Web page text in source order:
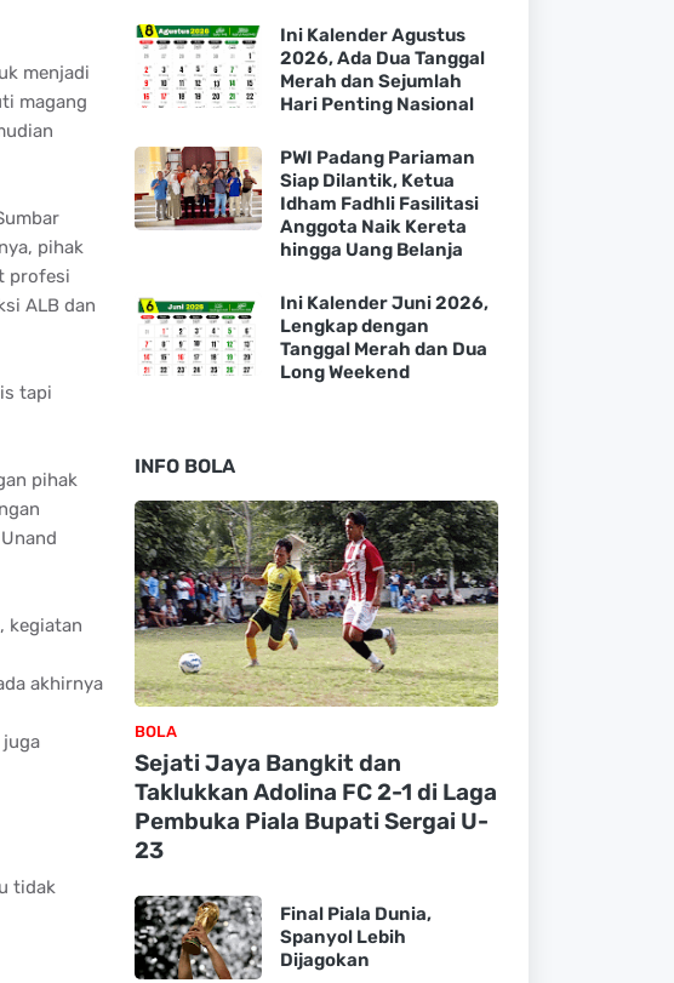
menjadi
magang
pihak
profesi
ALB dan
tapi
pihak
kegiatan
akhirnya
juga
tidak
Ini Kalender Agustus
2026, Ada Dua Tanggal
Merah dan Sejumlah
Hari Penting Nasional
PWI Padang Pariaman
Siap Dilantik, Ketua
Idham Fadhli Fasilitasi
Anggota Naik Kereta
hingga Uang Belanja
Ini Kalender Juni 2026,
Lengkap dengan
Tanggal Merah dan Dua
Long Weekend
INFO BOLA
BOLA
Sejati Jaya Bangkit dan
Taklukkan Adolina FC 2-1 di Laga
Pembuka Piala Bupati Sergai U-
23
Final Piala Dunia,
Spanyol Lebih
Dijagokan